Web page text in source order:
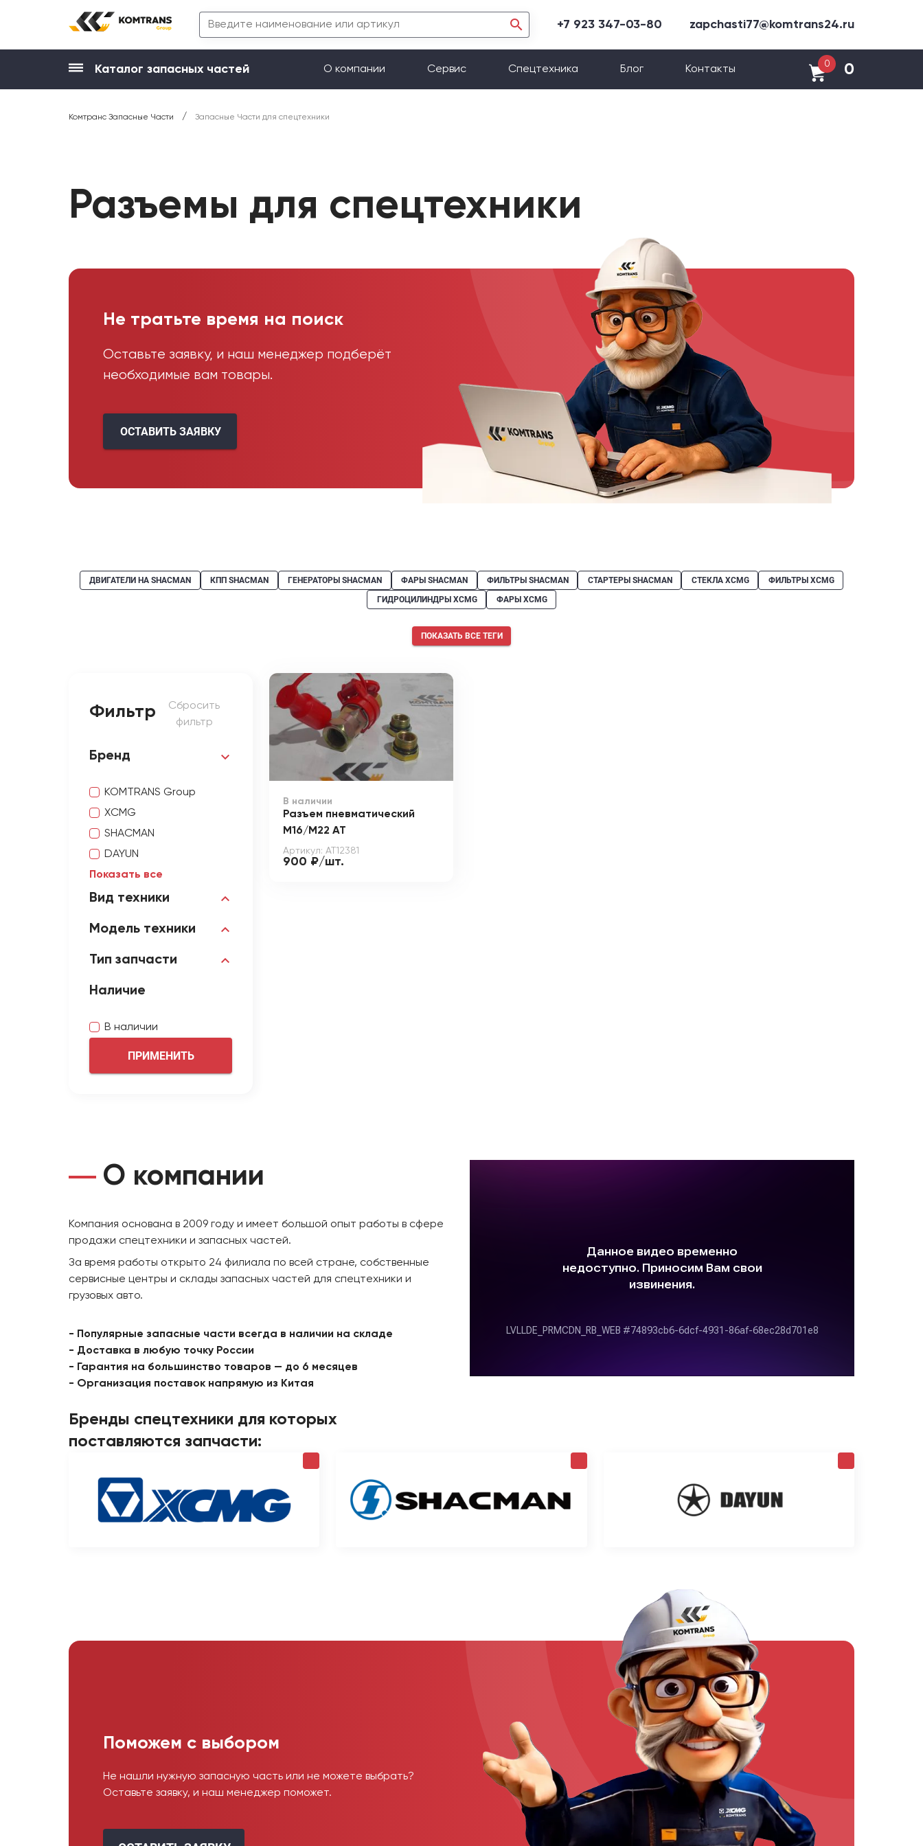
+7 923 347-03-80 zapchasti77@komtrans24.ru
Каталог запасных частей О компании Сервис Спецтехника Блог Контакты
0 0
Комтранс Запасные Части / Запасные Части для спецтехники
Разъемы для спецтехники
Не тратьте время на поиск
Оставьте заявку, и наш менеджер подберёт
необходимые вам товары.
ОСТАВИТЬ ЗАЯВКУ
ДВИГАТЕЛИ НА SHACMAN КПП SHACMAN ГЕНЕРАТОРЫ SHACMAN ФАРЫ SHACMAN ФИЛЬТРЫ SHACMAN СТАРТЕРЫ SHACMAN СТЕКЛА XCMG
ФИЛЬТРЫ XCMG
ГИДРОЦИЛИНДРЫ XCMG
ФАРЫ XCMG
ПОКАЗАТЬ ВСЕ ТЕГИ
Фильтр
Сбросить
фильтр
Бренд
KOMTRANS Group
XCMG
SHACMAN
DAYUN
Показать все
Вид техники
Модель техники
Тип запчасти
Наличие
В наличии
ПРИМЕНИТЬ
В наличии
Разъем пневматический
М16/М22 АТ
Артикул: AT12381
900 ₽/шт.
О компании
Компания основана в 2009 году и имеет большой опыт работы в сфере
продажи спецтехники и запасных частей.
За время работы открыто 24 филиала по всей стране, собственные
сервисные центры и склады запасных частей для спецтехники и
грузовых авто.
- Популярные запасные части всегда в наличии на складе
- Доставка в любую точку России
- Гарантия на большинство товаров — до 6 месяцев
- Организация поставок напрямую из Китая
Бренды спецтехники для которых
поставляются запчасти:
Поможем с выбором
Не нашли нужную запасную часть или не можете выбрать?
Оставьте заявку, и наш менеджер поможет.